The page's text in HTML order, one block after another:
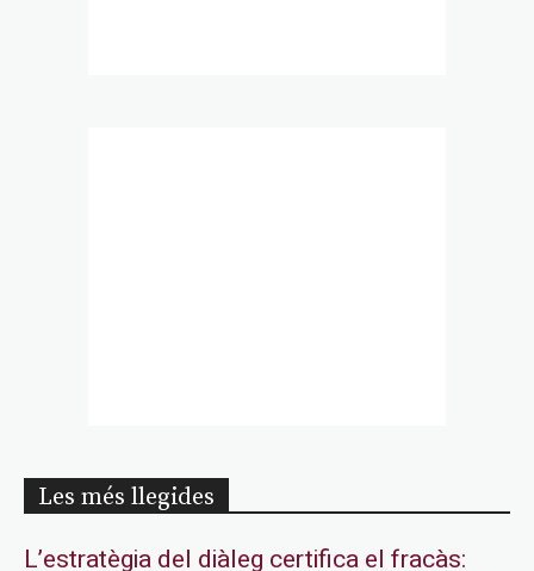
Les més llegides
L’estratègia del diàleg certifica el fracàs: